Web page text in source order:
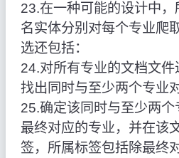
23.在一种可能的设计中
名实体分别对每个专业爬
选还包括：
24.对所有专业的文档文
找出同时与至少两个专业
25.确定该同时与至少两
最终对应的专业，并在该
签，所属标签包括除最终